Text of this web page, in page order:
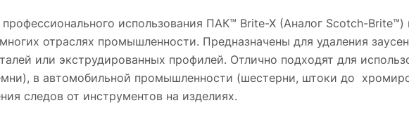
использования ПАК™ Brite-X (Аналог Scotch-
отраслях промышленности. Предназначены для удаления
или экструдированных профилей. Отлично подходят для
в автомобильной промышленности (шестерни, штоки до
следов от инструментов на изделиях.